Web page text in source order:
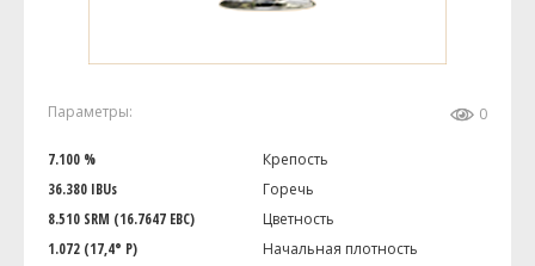
Параметры: 0
7.100 %
Крепость
36.380 IBUs
Горечь
8.510 SRM (16.7647 EBC)
Цветность
1.072 (17,4° P)
Начальная плотность